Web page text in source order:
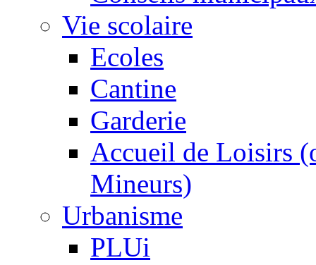
Vie scolaire
Ecoles
Cantine
Garderie
Accueil de Loisirs
Mineurs)
Urbanisme
PLUi